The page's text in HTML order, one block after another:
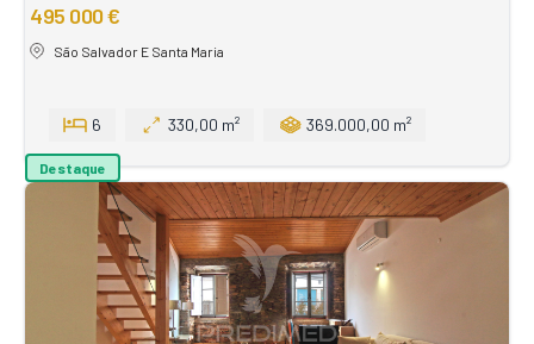
495 000 €
São Salvador E Santa Maria
6 330,00 m² 369.000,00 m²
Destaque